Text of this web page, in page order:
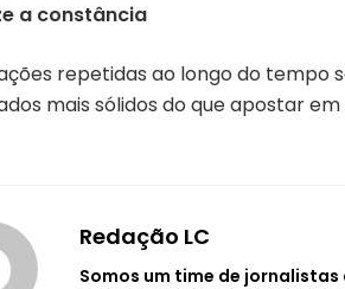
a constância
repetidas ao longo do tempo
mais sólidos do que apostar em
Redação LC
Somos um time de